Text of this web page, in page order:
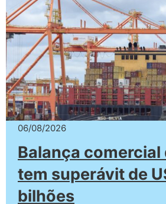
06/08/2026
Balança comercial
tem superávit de
bilhões